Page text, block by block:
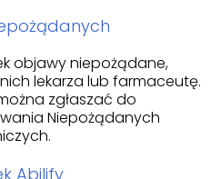
objawy niepożądane,
lekarza lub farmaceutę.
zgłaszać do
Niepożądanych
Abilify